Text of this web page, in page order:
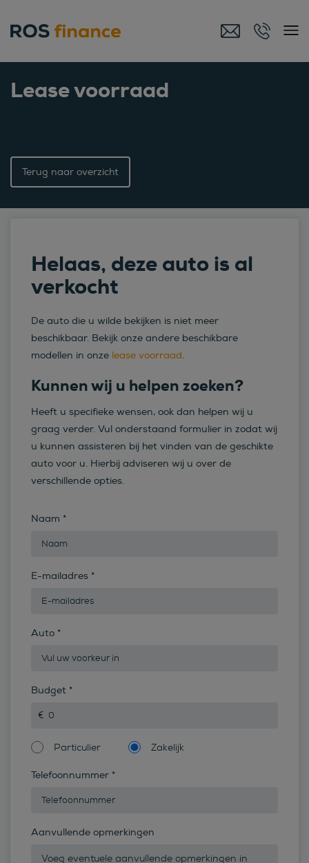
Lease voorraad
Terug naar overzicht
Helaas, deze auto is al
verkocht
De auto die u wilde bekijken is niet meer
beschikbaar. Bekijk onze andere beschikbare
modellen in onze lease voorraad.
Kunnen wij u helpen zoeken?
Heeft u specifieke wensen, ook dan helpen wij u
graag verder. Vul onderstaand formulier in zodat wij
u kunnen assisteren bij het vinden van de geschikte
auto voor u. Hierbij adviseren wij u over de
verschillende opties.
Naam *
E-mailadres *
Auto *
Budget *
Particulier Zakelijk
Telefoonnummer *
Aanvullende opmerkingen